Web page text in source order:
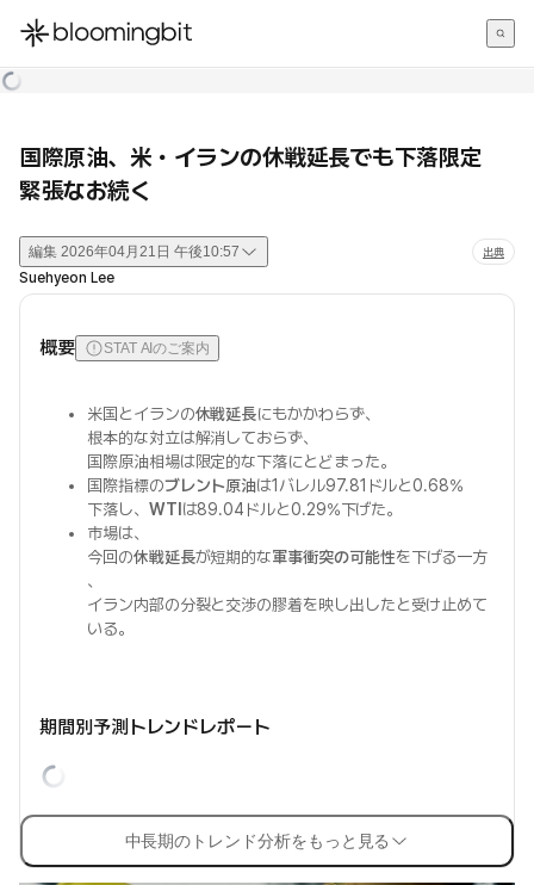
한국어
国際原油、米・イランの休戦延長でも下落限定
緊張なお続く
編集 2026年04月21日 午後10:57 出典
Suehyeon Lee
概要 STAT AIのご案内
米国とイランの休戦延長にもかかわらず、
根本的な対立は解消しておらず、
国際原油相場は限定的な下落にとどまった。
国際指標のブレント原油は1バレル97.81ドルと0.68%
下落し、 WTI は89.04ドルと0.29%下げた。
市場は、
今回の休戦延長が短期的な軍事衝突の可能性を下げる一方
、
イラン内部の分裂と交渉の膠着を映し出したと受け止めて
いる。
期間別予測トレンドレポート
中長期のトレンド分析をもっと見る